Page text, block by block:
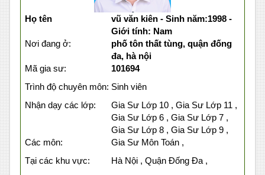
Họ tên
vũ văn kiên - Sinh năm:1998 -
Giới tính: Nam
Nơi đang ở:
phố tôn thất tùng, quận đống
đa, hà nội
Mã gia sư:
101694
Trình độ chuyên môn: Sinh viên
Nhận dạy các lớp:
Gia Sư Lớp 10 , Gia Sư Lớp 11 ,
Gia Sư Lớp 6 , Gia Sư Lớp 7 ,
Gia Sư Lớp 8 , Gia Sư Lớp 9 ,
Các môn:
Gia Sư Môn Toán ,
Tại các khu vực:
Hà Nội , Quận Đống Đa ,